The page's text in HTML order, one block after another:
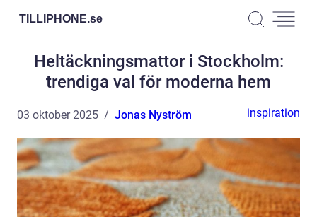
TILLIPHONE.se
Heltäckningsmattor i Stockholm:
trendiga val för moderna hem
03 oktober 2025 Jonas Nyström inspiration